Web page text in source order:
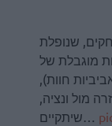
שנופלת
מוגבלת של
חוות),
מול ונציה,
שיתקיים…